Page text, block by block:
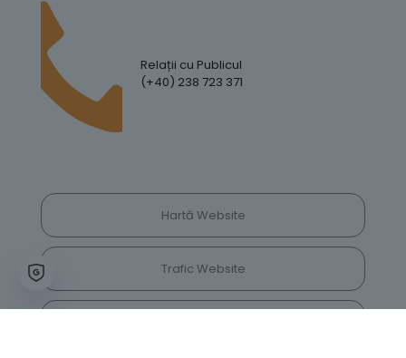
Relații cu Publicul
(+40) 238 723 371
Hartă Website
Trafic Website